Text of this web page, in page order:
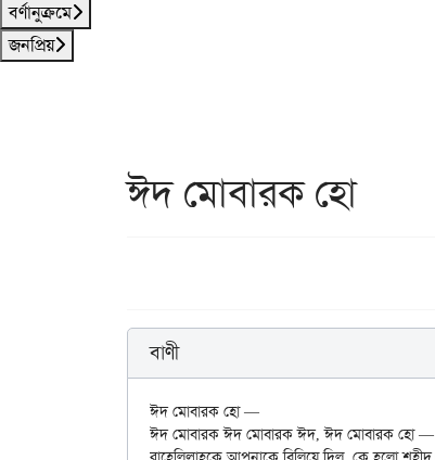
বর্ণানুক্রমে
জনপ্রিয়
ঈদ মোবারক হো
বাণী
ঈদ মোবারক হো —
ঈদ মোবারক ঈদ মোবারক ঈদ, ঈদ মোবারক হো —